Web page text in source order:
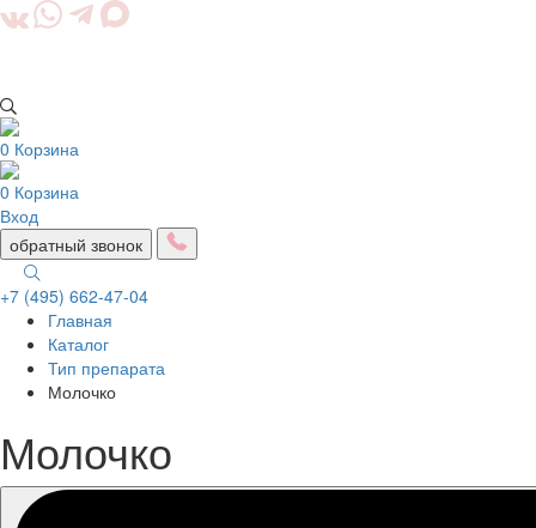
0 Корзина
0 Корзина
Вход
обратный звонок
+7 (495) 662-47-04
Главная
Каталог
Тип препарата
Молочко
Молочко